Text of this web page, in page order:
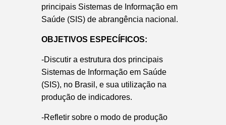
principais Sistemas de Informação em
Saúde (SIS) de abrangência nacional.
OBJETIVOS ESPECÍFICOS:
-Discutir a estrutura dos principais
Sistemas de Informação em Saúde
(SIS), no Brasil, e sua utilização na
produção de indicadores.
-Refletir sobre o modo de produção